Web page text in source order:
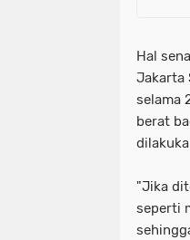
Hal
Jakarta
selama
berat
"Jika
seperti